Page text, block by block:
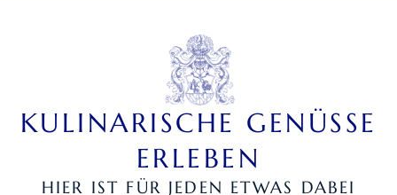
KULINARISCHE GENÜSSE
ERLEBEN
HIER IST FÜR JEDEN ETWAS DABEI